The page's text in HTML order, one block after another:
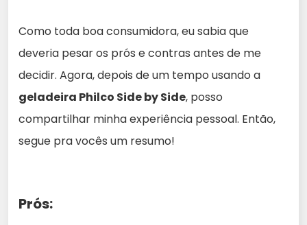
Como toda boa consumidora, eu sabia que
deveria pesar os prós e contras antes de me
decidir. Agora, depois de um tempo usando a
geladeira Philco Side by Side, posso
compartilhar minha experiência pessoal. Então,
segue pra vocês um resumo!
Prós: